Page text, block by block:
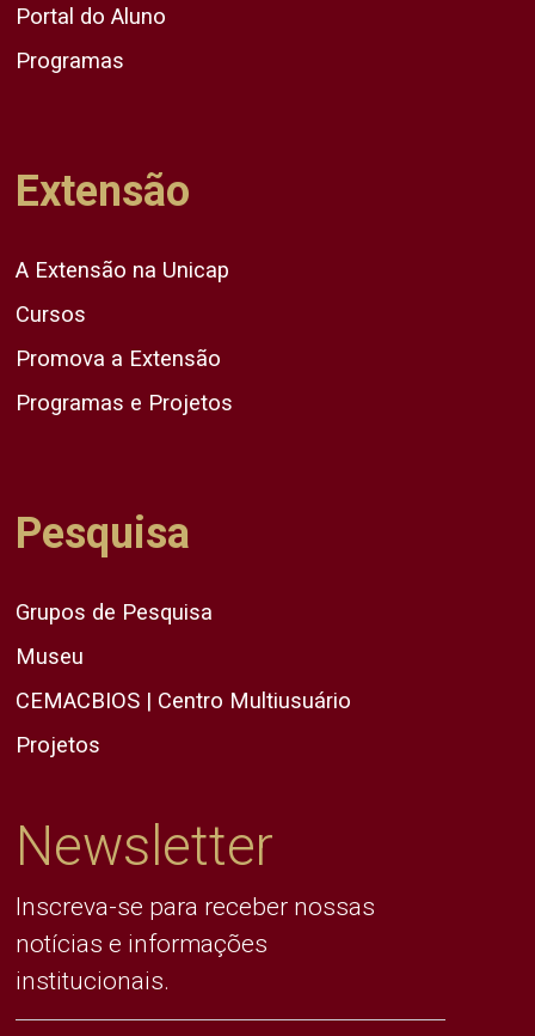
Portal do Aluno
Programas
Extensão
A Extensão na Unicap
Cursos
Promova a Extensão
Programas e Projetos
Pesquisa
Grupos de Pesquisa
Museu
CEMACBIOS | Centro Multiusuário
Projetos
Newsletter
Inscreva-se para receber nossas
notícias e informações
institucionais.